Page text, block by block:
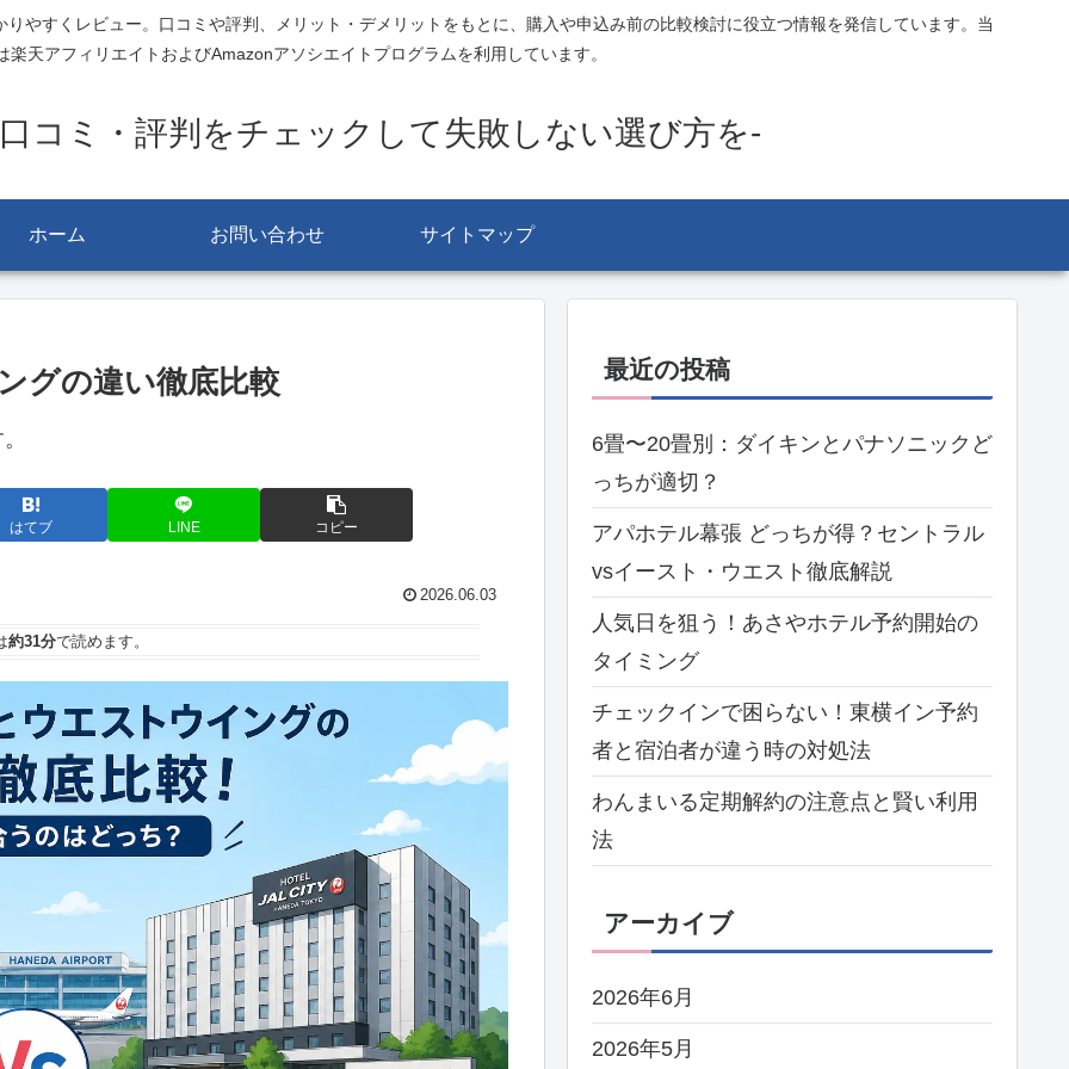
やすくレビュー。口コミや評判、メリット・デメリットをもとに、購入や申込み前の比較検討に役立つ情報を発信しています。当
楽天アフィリエイトおよびAmazonアソシエイトプログラムを利用しています。
コミ・評判をチェックして失敗しない選び方を-
ホーム お問い合わせ サイトマップ
グの違い徹底比較
はてブ LINE コピー
2026.06.03
約31分で読めます。
最近の投稿
6畳〜20畳別：ダイキンとパナソニックど
っちが適切？
アパホテル幕張 どっちが得？セントラル
vsイースト・ウエスト徹底解説
人気日を狙う！あさやホテル予約開始の
タイミング
チェックインで困らない！東横イン予約
者と宿泊者が違う時の対処法
わんまいる定期解約の注意点と賢い利用
法
アーカイブ
2026年6月
2026年5月